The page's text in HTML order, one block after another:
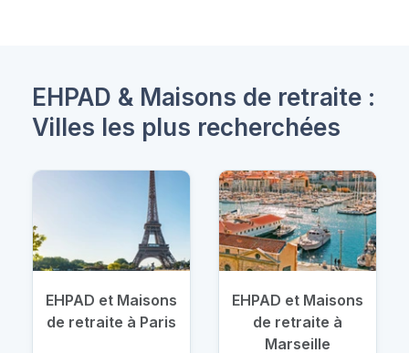
EHPAD & Maisons de retraite :
Villes les plus recherchées
EHPAD et Maisons
de retraite à Paris
EHPAD et Maisons
de retraite à
Marseille